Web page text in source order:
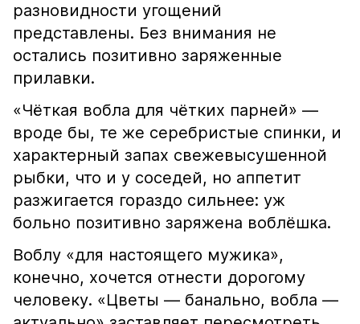
разновидности угощений
представлены. Без внимания не
остались позитивно заряженные
прилавки.
«Чёткая вобла для чётких парней» —
вроде бы, те же серебристые спинки, и
характерный запах свежевысушенной
рыбки, что и у соседей, но аппетит
разжигается гораздо сильнее: уж
больно позитивно заряжена воблёшка.
Воблу «для настоящего мужика»,
конечно, хочется отнести дорогому
человеку. «Цветы — банально, вобла —